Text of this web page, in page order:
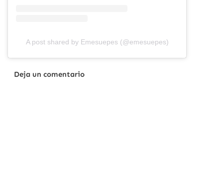
A post shared by Emesuepes (@emesuepes)
Deja un comentario